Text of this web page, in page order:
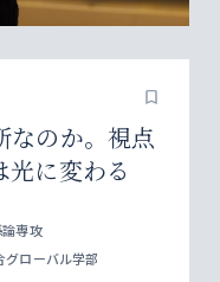
なのか。視点
光に変わる
専攻
グローバル学部